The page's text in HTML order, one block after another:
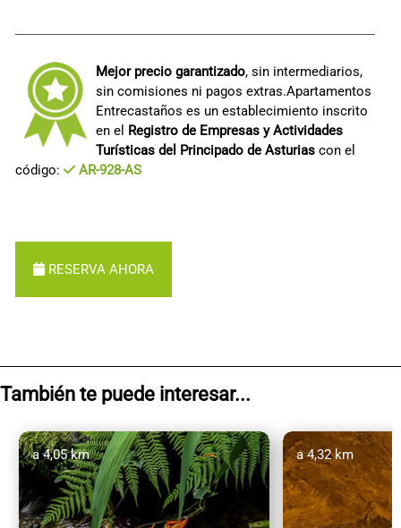
Mejor precio garantizado, sin intermediarios,
sin comisiones ni pagos extras.Apartamentos
Entrecastaños es un establecimiento inscrito
en el Registro de Empresas y Actividades
Turísticas del Principado de Asturias con el
código:
AR-928-AS
RESERVA AHORA
También te puede interesar...
a 4,05 km a 4,32 km